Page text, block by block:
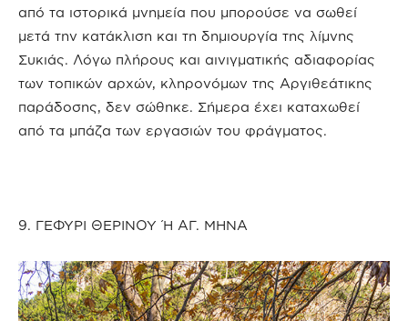
από τα ιστορικά μνημεία που μπορούσε να σωθεί
μετά την κατάκλιση και τη δημιουργία της λίμνης
Συκιάς. Λόγω πλήρους και αινιγματικής αδιαφορίας
των τοπικών αρχών, κληρονόμων της Αργιθεάτικης
παράδοσης, δεν σώθηκε. Σήμερα έχει καταχωθεί
από τα μπάζα των εργασιών του φράγματος.
9. ΓΕΦΥΡΙ ΘΕΡΙΝΟΥ Ή ΑΓ. ΜΗΝΑ